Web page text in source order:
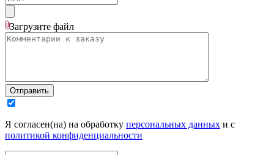
Загрузите файл
Отправить
Я согласен(на) на обработку персональных данных и с
политикой конфиденциальности